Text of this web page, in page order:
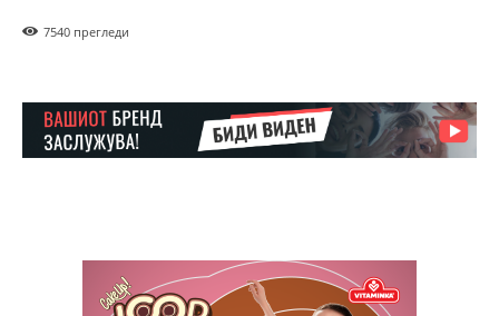
Etiam est nibh, lobortis sit
Praesent euismod ac
Orci varius natoque dolor
Yearly pricing Monthly pricing
7540 прегледи